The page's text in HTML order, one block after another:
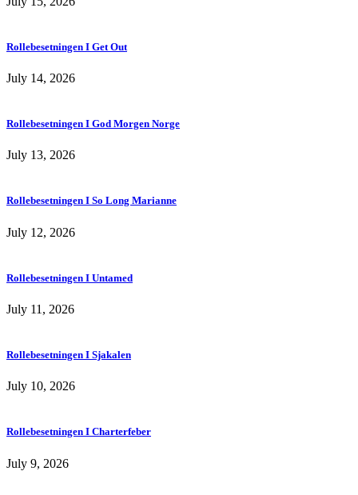
Rollebesetningen I Get Out
July 14, 2026
Rollebesetningen I God Morgen Norge
July 13, 2026
Rollebesetningen I So Long Marianne
July 12, 2026
Rollebesetningen I Untamed
July 11, 2026
Rollebesetningen I Sjakalen
July 10, 2026
Rollebesetningen I Charterfeber
July 9, 2026